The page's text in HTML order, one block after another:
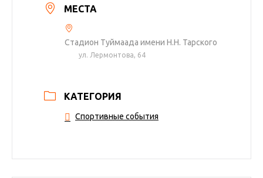
МЕСТА
Стадион Туймаада имени Н.Н. Тарского
ул. Лермонтова, 64
КАТЕГОРИЯ
Спортивные события